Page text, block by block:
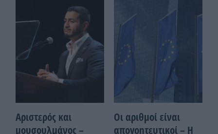
Αριστερός και
μουσουλμάνος –
Οι αριθμοί είναι
απογοητευτικοί – Η